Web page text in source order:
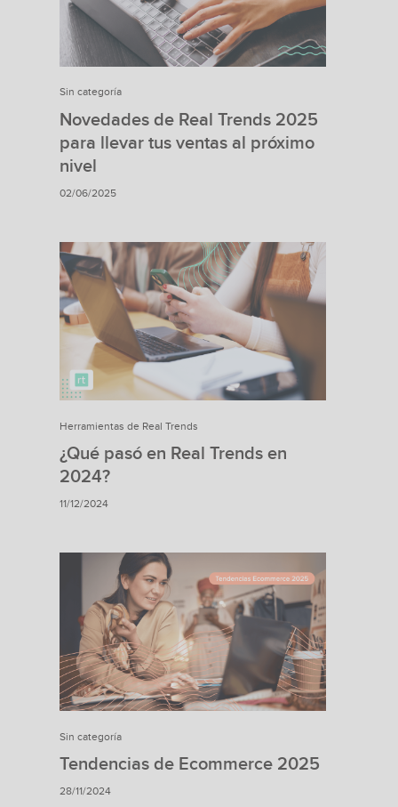
Sin categoría
Novedades de Real Trends 2025
para llevar tus ventas al próximo
nivel
02/06/2025
Herramientas de Real Trends
¿Qué pasó en Real Trends en
2024?
11/12/2024
Sin categoría
Tendencias de Ecommerce 2025
28/11/2024